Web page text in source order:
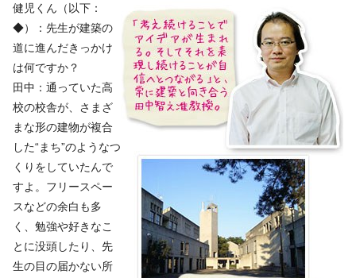
健児くん（以下：
◆）：先生が建築の
道に進んだきっかけ
は何ですか？
田中：通っていた高
校の校舎が、さまざ
まな形の建物が複合
した“まち”のようなつ
くりをしていたんで
すよ。フリースペー
スなどの余白も多
く、勉強や好きなこ
とに没頭したり、先
生の目の届かない所